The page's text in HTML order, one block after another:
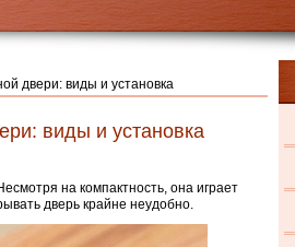
двери: виды и установка
виды и установка
на компактность, она играет
дверь крайне неудобно.